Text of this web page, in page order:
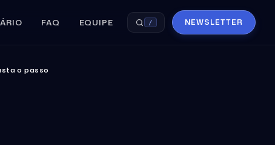
FAQ EQUIPE / NEWSLETTER
o passo